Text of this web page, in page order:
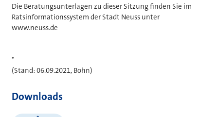
Die Beratungsunterlagen zu dieser Sitzung finden Sie im
Ratsinformationssystem der Stadt Neuss unter
www.neuss.de
*
(Stand: 06.09.2021, Bohn)
Downloads